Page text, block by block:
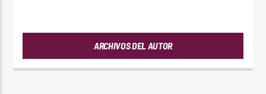
ARCHIVOS DEL AUTOR